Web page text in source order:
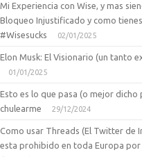
Mi Experiencia con Wise, y mas
Bloqueo Injustificado y como
#Wisesucks
02/01/2025
Elon Musk: El Visionario (un tanto
01/01/2025
Esto es lo que pasa (o mejor
chulearme
29/12/2024
Como usar Threads (El Twitter de
esta prohibido en toda Europa